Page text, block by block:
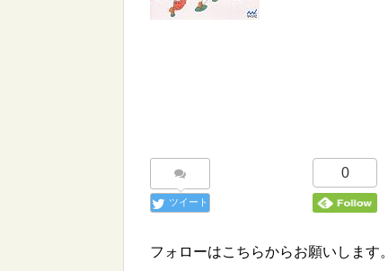
ツイート
0
フォローはこちらからお願いします。